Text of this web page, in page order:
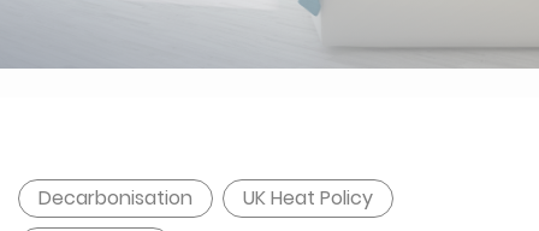
Decarbonisation
UK Heat Policy